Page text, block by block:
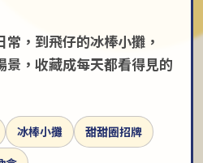
，到飛仔的冰棒小攤，
景，收藏成每天都看得見的
冰棒小攤
甜甜圈招牌